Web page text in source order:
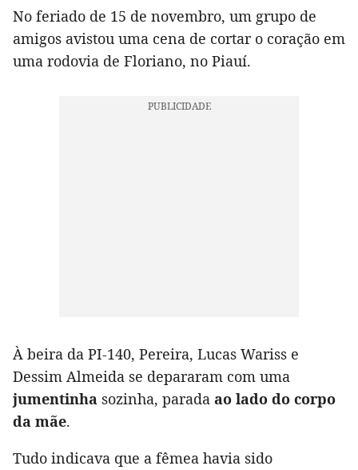
No feriado de 15 de novembro, um grupo de
amigos avistou uma cena de cortar o coração em
uma rodovia de Floriano, no Piauí.
À beira da PI-140, Pereira, Lucas Wariss e
Dessim Almeida se depararam com uma
jumentinha sozinha, parada ao lado do corpo
da mãe.
Tudo indicava que a fêmea havia sido